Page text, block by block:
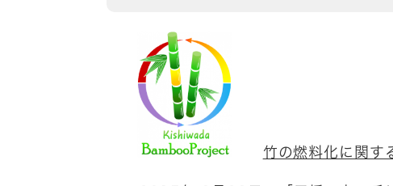
竹の燃料化に関す